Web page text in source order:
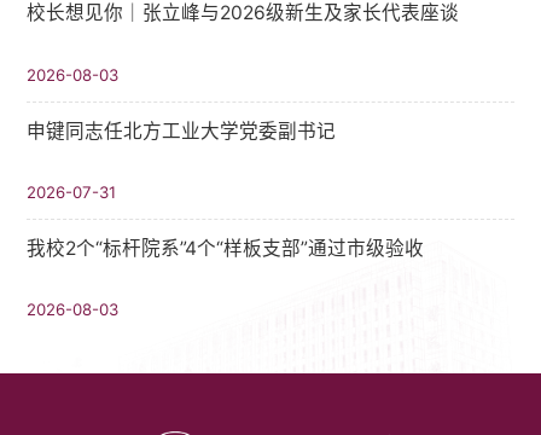
校长想见你｜张立峰与2026级新生及家长代表座谈
2026-08-03
申键同志任北方工业大学党委副书记
2026-07-31
我校2个“标杆院系”4个“样板支部”通过市级验收
2026-08-03